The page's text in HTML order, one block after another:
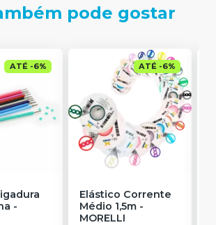
pode gostar
ATÉ -6%
-
ATÉ -6%
Elástico Corrente
Médio 1,5m-
MORELLI